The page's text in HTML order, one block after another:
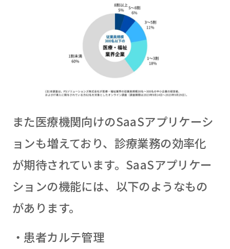
また医療機関向けのSaaSアプリケーシ
ョンも増えており、診療業務の効率化
が期待されています。SaaSアプリケー
ションの機能には、以下のようなもの
があります。
・患者カルテ管理